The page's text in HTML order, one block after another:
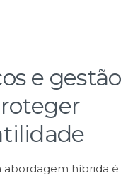
e gestão
abordagem híbrida é